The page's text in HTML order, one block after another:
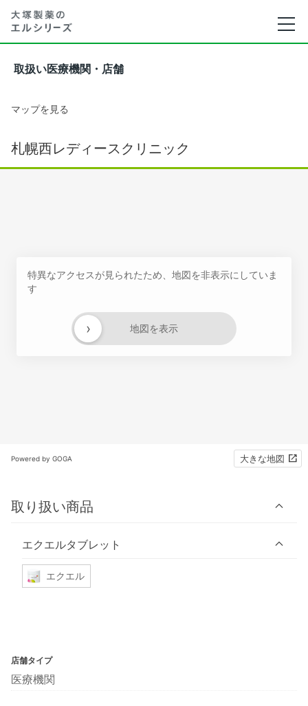
取扱い医療機関・店舗
マップを見る
札幌西レディースクリニック
特異なアクセスが見られたため、地図を非表示にしていま
す
地図を表示
›
Powered by GOGA 大きな地図
取り扱い商品
エクエルタブレット
エクエル
店舗タイプ
医療機関